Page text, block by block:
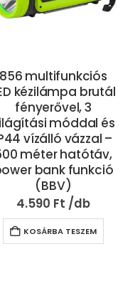
856 multifunkciós
kézilámpa brutál
fényerővel, 3
móddal és
vízálló vázzal –
méter hatótáv,
bank funkció
(BBV)
4.590 Ft
KOSÁRBA TESZEM